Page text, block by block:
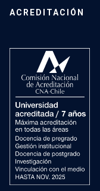
ACREDITACIÓN